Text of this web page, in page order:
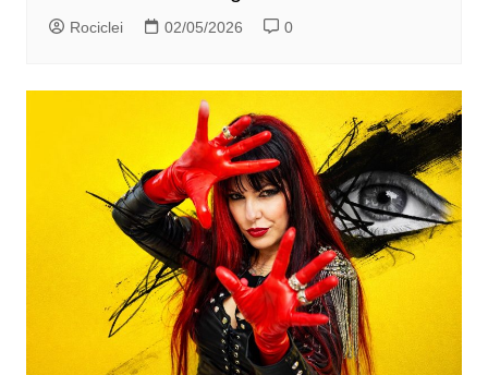
Rociclei 02/05/2026 0